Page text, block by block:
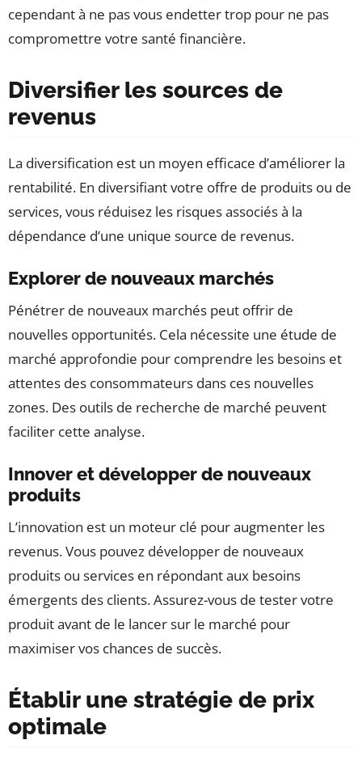
cependant à ne pas vous endetter trop pour ne pas
compromettre votre santé financière.
Diversifier les sources de
revenus
La diversification est un moyen efficace d’améliorer la
rentabilité. En diversifiant votre offre de produits ou de
services, vous réduisez les risques associés à la
dépendance d’une unique source de revenus.
Explorer de nouveaux marchés
Pénétrer de nouveaux marchés peut offrir de
nouvelles opportunités. Cela nécessite une étude de
marché approfondie pour comprendre les besoins et
attentes des consommateurs dans ces nouvelles
zones. Des outils de recherche de marché peuvent
faciliter cette analyse.
Innover et développer de nouveaux
produits
L’innovation est un moteur clé pour augmenter les
revenus. Vous pouvez développer de nouveaux
produits ou services en répondant aux besoins
émergents des clients. Assurez-vous de tester votre
produit avant de le lancer sur le marché pour
maximiser vos chances de succès.
Établir une stratégie de prix
optimale